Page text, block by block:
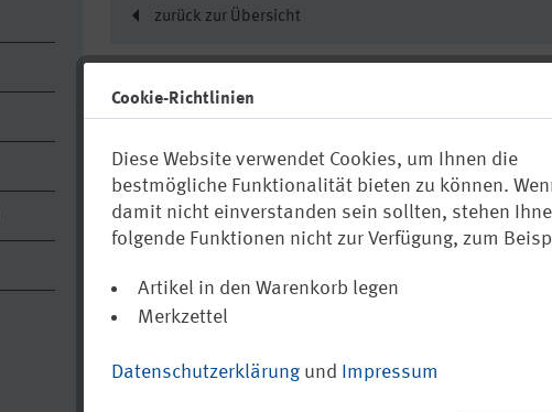
zurück zur Übersicht
DGUV
Sofort
Cookie-Richtlinien
Diese Website verwendet Cookies, um Ihnen die
bestmögliche Funktionalität bieten zu können.
damit nicht einverstanden sein sollten, stehen
folgende Funktionen nicht zur Verfügung, zum
Artikel in den Warenkorb legen
Merkzettel
Datenschutzerklärung und Impressum